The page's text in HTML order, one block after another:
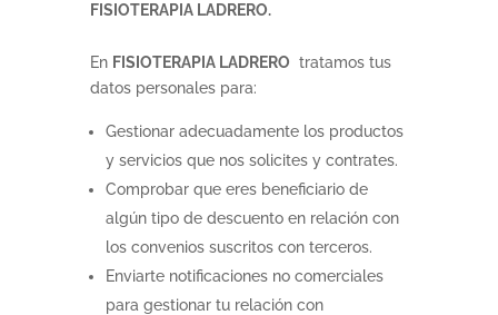
FISIOTERAPIA LADRERO.
En FISIOTERAPIA LADRERO tratamos tus
datos personales para:
Gestionar adecuadamente los productos
y servicios que nos solicites y contrates.
Comprobar que eres beneficiario de
algún tipo de descuento en relación con
los convenios suscritos con terceros.
Enviarte notificaciones no comerciales
para gestionar tu relación con